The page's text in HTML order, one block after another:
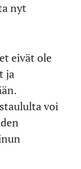
nyt
eivät ole
ja
voi